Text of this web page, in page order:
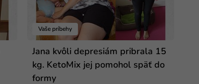
Vaše príbehy
Jana kvôli depresiám pribrala 15
kg. KetoMix jej pomohol späť do
formy